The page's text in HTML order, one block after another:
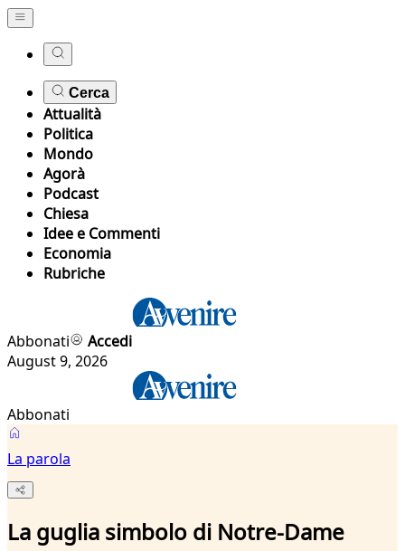
Cerca
Attualità
Politica
Mondo
Agorà
Podcast
Chiesa
Idee e Commenti
Economia
Rubriche
Abbonati
Accedi
August 9, 2026
Abbonati
La parola
La guglia simbolo di Notre-Dame